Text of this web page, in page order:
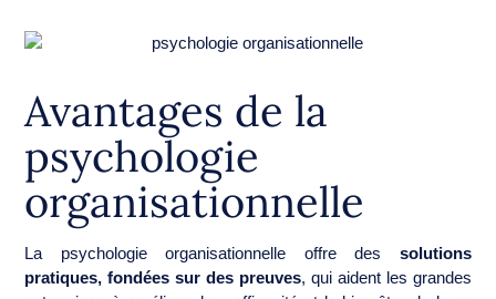
Avantages de la
psychologie
organisationnelle
La psychologie organisationnelle offre des solutions
pratiques, fondées sur des preuves, qui aident les grandes